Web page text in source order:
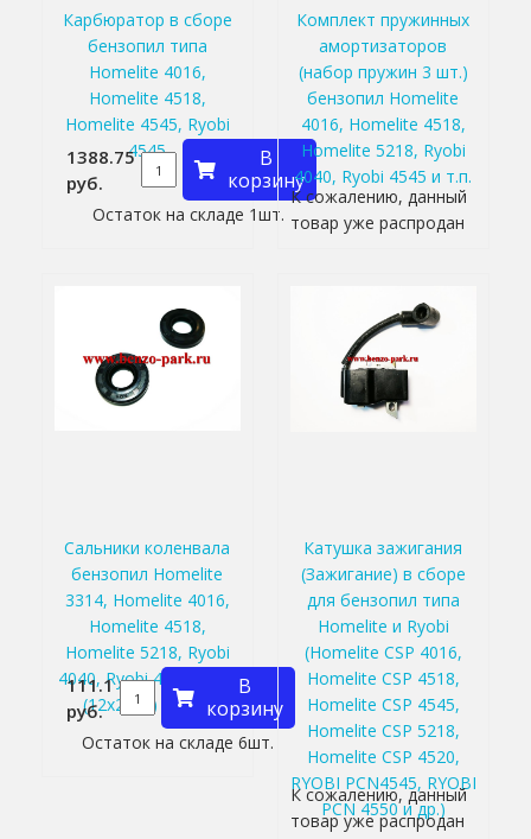
Карбюратор в сборе
бензопил типа
Homelite 4016,
Homelite 4518,
Homelite 4545, Ryobi
4545
1388.75
руб.
В
корзину
Остаток на складе 1шт.
Комплект пружинных
амортизаторов
(набор пружин 3 шт.)
бензопил Homelite
4016, Homelite 4518,
Homelite 5218, Ryobi
4040, Ryobi 4545 и т.п.
К сожалению, данный
товар уже распродан
Сальники коленвала
бензопил Homelite
3314, Homelite 4016,
Homelite 4518,
Homelite 5218, Ryobi
4040, Ryobi 4545 и т.п.
(12х26х5) (пара)
111.1
руб.
В
корзину
Остаток на складе 6шт.
Катушка зажигания
(Зажигание) в сборе
для бензопил типа
Homelite и Ryobi
(Homelite CSP 4016,
Homelite CSP 4518,
Homelite CSP 4545,
Homelite CSP 5218,
Homelite CSP 4520,
RYOBI PCN4545, RYOBI
PCN 4550 и др.)
К сожалению, данный
товар уже распродан